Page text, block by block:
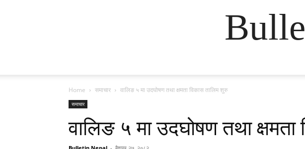
Home समाचार वालिङ ५ मा उदघोषण तथा क्षमता विकास तालिम शुरु
समाचार
वालिङ ५ मा उदघोषण तथा